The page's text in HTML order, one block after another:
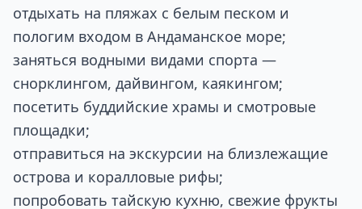
отдыхать на пляжах с белым песком и
пологим входом в Андаманское море;
заняться водными видами спорта —
снорклингом, дайвингом, каякингом;
посетить буддийские храмы и смотровые
площадки;
отправиться на экскурсии на близлежащие
острова и коралловые рифы;
попробовать тайскую кухню, свежие фрукты